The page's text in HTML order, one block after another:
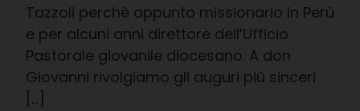
Tazzoli perchè appunto missionario in Perù
e per alcuni anni direttore dell’Ufficio
Pastorale giovanile diocesano. A don
Giovanni rivolgiamo gli auguri più sinceri
[…]